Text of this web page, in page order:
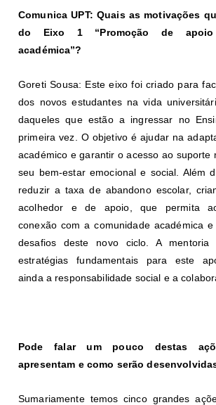
Comunica UPT: Quais as motivações
do Eixo 1 “Promoção de
académica”?
Goreti Sousa: Este eixo foi criado para
dos novos estudantes na vida
daqueles que estão a ingressar no
primeira vez. O objetivo é ajudar na
académico e garantir o acesso ao suporte
seu bem-estar emocional e social. Além
reduzir a taxa de abandono escolar,
acolhedor e de apoio, que permita
conexão com a comunidade académica
desafios deste novo ciclo. A
estratégias fundamentais para este
ainda a responsabilidade social e a
Pode falar um pouco destas
apresentam e como serão
Sumariamente temos cinco grandes